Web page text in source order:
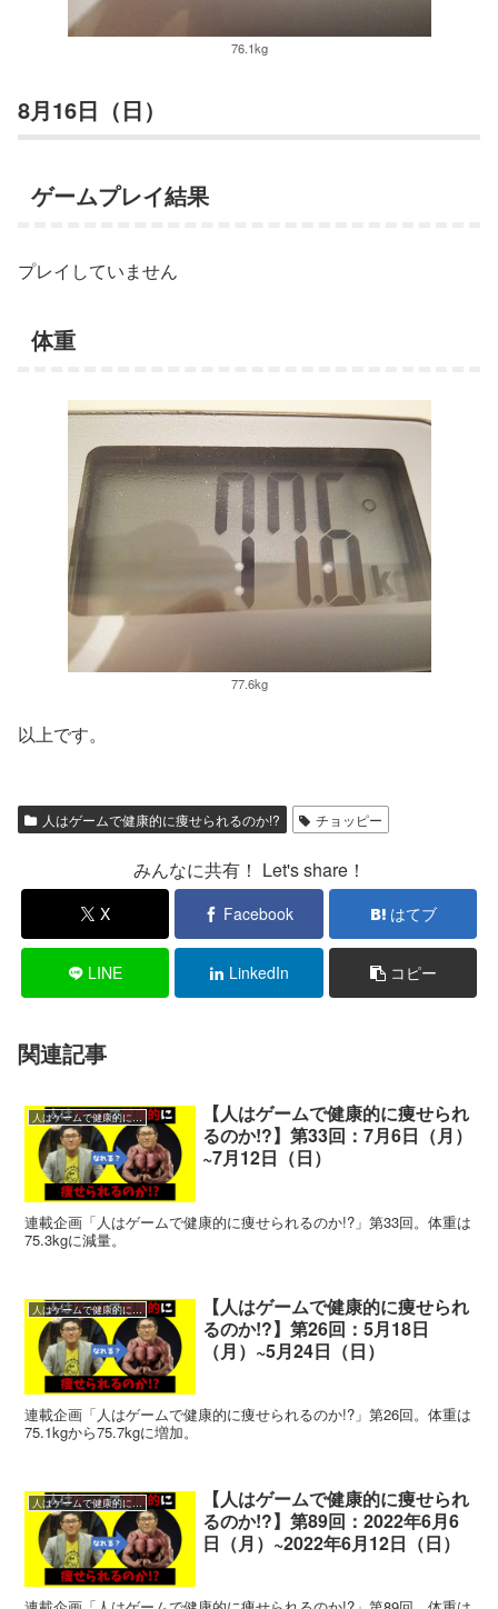
76.1kg
8月16日（日）
ゲームプレイ結果
プレイしていません
体重
77.6kg
以上です。
人はゲームで健康的に痩せられるのか!? チョッピー
みんなに共有！ Let's share！
X Facebook はてブ
LINE LinkedIn コピー
関連記事
人はゲームで健康的に痩せられるのか!?
【人はゲームで健康的に痩せられ
るのか!?】第33回：7月6日（月）
~7月12日（日）
連載企画「人はゲームで健康的に痩せられるのか!?」第33回。体重は
75.3kgに減量。
人はゲームで健康的に痩せられるのか!?
【人はゲームで健康的に痩せられ
るのか!?】第26回：5月18日
（月）~5月24日（日）
連載企画「人はゲームで健康的に痩せられるのか!?」第26回。体重は
75.1kgから75.7kgに増加。
人はゲームで健康的に痩せられるのか!?
【人はゲームで健康的に痩せられ
るのか!?】第89回：2022年6月6
日（月）~2022年6月12日（日）